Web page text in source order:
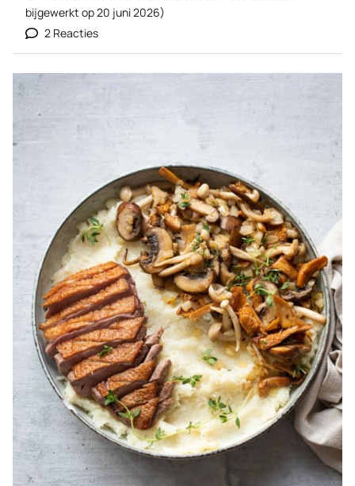
bijgewerkt op20 juni 2026)
2 Reacties